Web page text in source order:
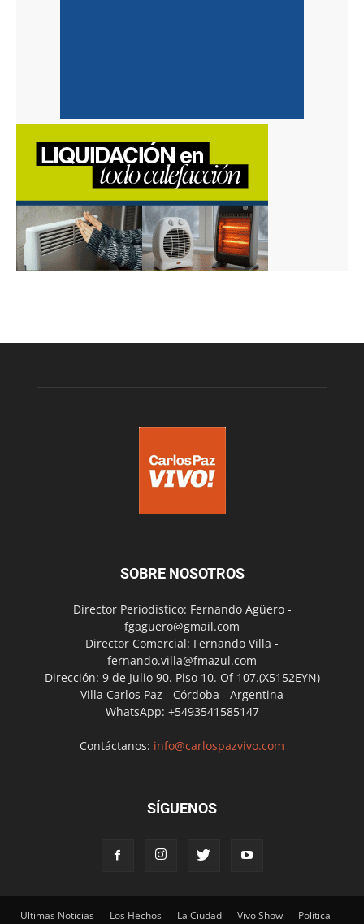
SOBRE NOSOTROS
Director Periodístico: Fernando Agüero -
fgaguero@gmail.com
Director Comercial: Fernando Villa -
fernando.villa@fmazul.com
Dirección: 9 de Julio 90. Piso 10. Of 107.(X5152EYN)
Villa Carlos Paz - Córdoba - Argentina
WhatsApp: +5493541585147
Contáctanos: info@carlospazvivo.com
SÍGUENOS
Ultimas Noticias Los Hechos La Ciudad Vivo Show Política